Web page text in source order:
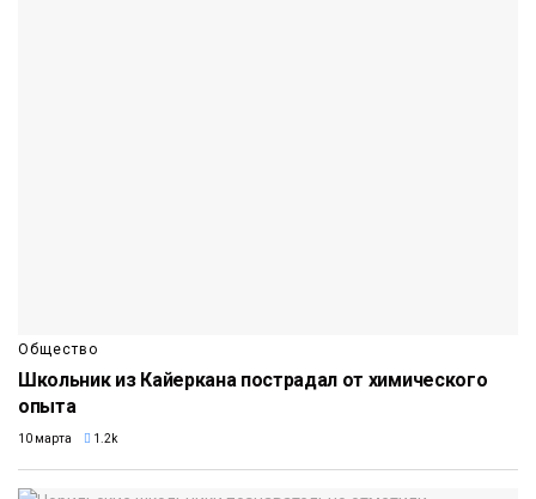
Общество
Школьник из Кайеркана пострадал от химического
опыта
10 марта 1.2k